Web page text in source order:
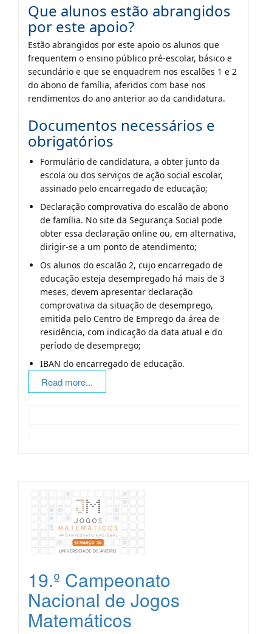
Que alunos estão abrangidos
por este apoio?
Estão abrangidos por este apoio os alunos que
frequentem o ensino público pré-escolar, básico e
secundário e que se enquadrem nos escalões 1 e 2
do abono de família, aferidos com base nos
rendimentos do ano anterior ao da candidatura.
Documentos necessários e
obrigatórios
Formulário de candidatura, a obter junto da
escola ou dos serviços de ação social escolar,
assinado pelo encarregado de educação;
Declaração comprovativa do escalão de abono
de família. No site da Segurança Social pode
obter essa declaração online ou, em alternativa,
dirigir-se a um ponto de atendimento;
Os alunos do escalão 2, cujo encarregado de
educação esteja desempregado há mais de 3
meses, devem apresentar declaração
comprovativa da situação de desemprego,
emitida pelo Centro de Emprego da área de
residência, com indicação da data atual e do
período de desemprego;
IBAN do encarregado de educação.
Read more...
19.º Campeonato
Nacional de Jogos
Matemáticos